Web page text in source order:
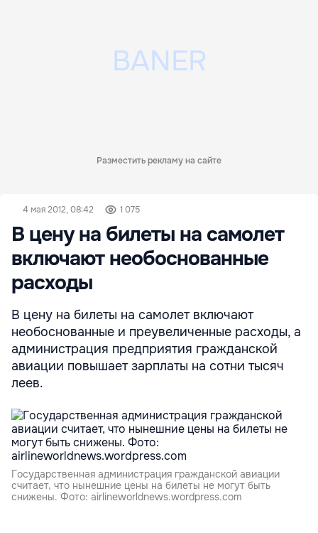
Разместить рекламу на сайте
4 мая 2012, 08:42 1 075
В цену на билеты на самолет
включают необоснованные
расходы
В цену на билеты на самолет включают
необоснованные и преувеличенные расходы, а
администрация предприятия гражданской
авиации повышает зарплаты на сотни тысяч
леев.
Государственная администрация гражданской авиации
считает, что нынешние цены на билеты не могут быть
снижены. Фото: airlineworldnews.wordpress.com